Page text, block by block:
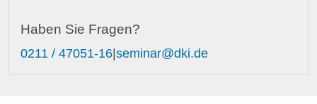
Haben Sie Fragen?
0211 / 47051-16 seminar@dki.de